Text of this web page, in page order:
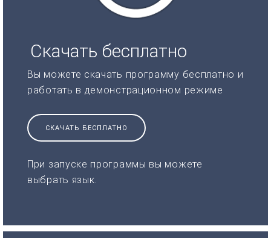
Скачать бесплатно
Вы можете скачать программу бесплатно и
работать в демонстрационном режиме
СКАЧАТЬ БЕСПЛАТНО
При запуске программы вы можете
выбрать язык.